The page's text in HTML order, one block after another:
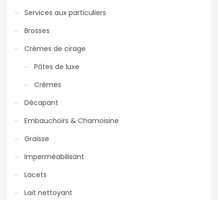
Services aux particuliers
Brosses
Crèmes de cirage
Pâtes de luxe
Crèmes
Décapant
Embauchoirs & Chamoisine
Graisse
Imperméabilisant
Lacets
Lait nettoyant